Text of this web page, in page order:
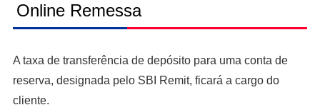
Online Remessa
A taxa de transferência de depósito para uma conta de
reserva, designada pelo SBI Remit, ficará a cargo do
cliente.